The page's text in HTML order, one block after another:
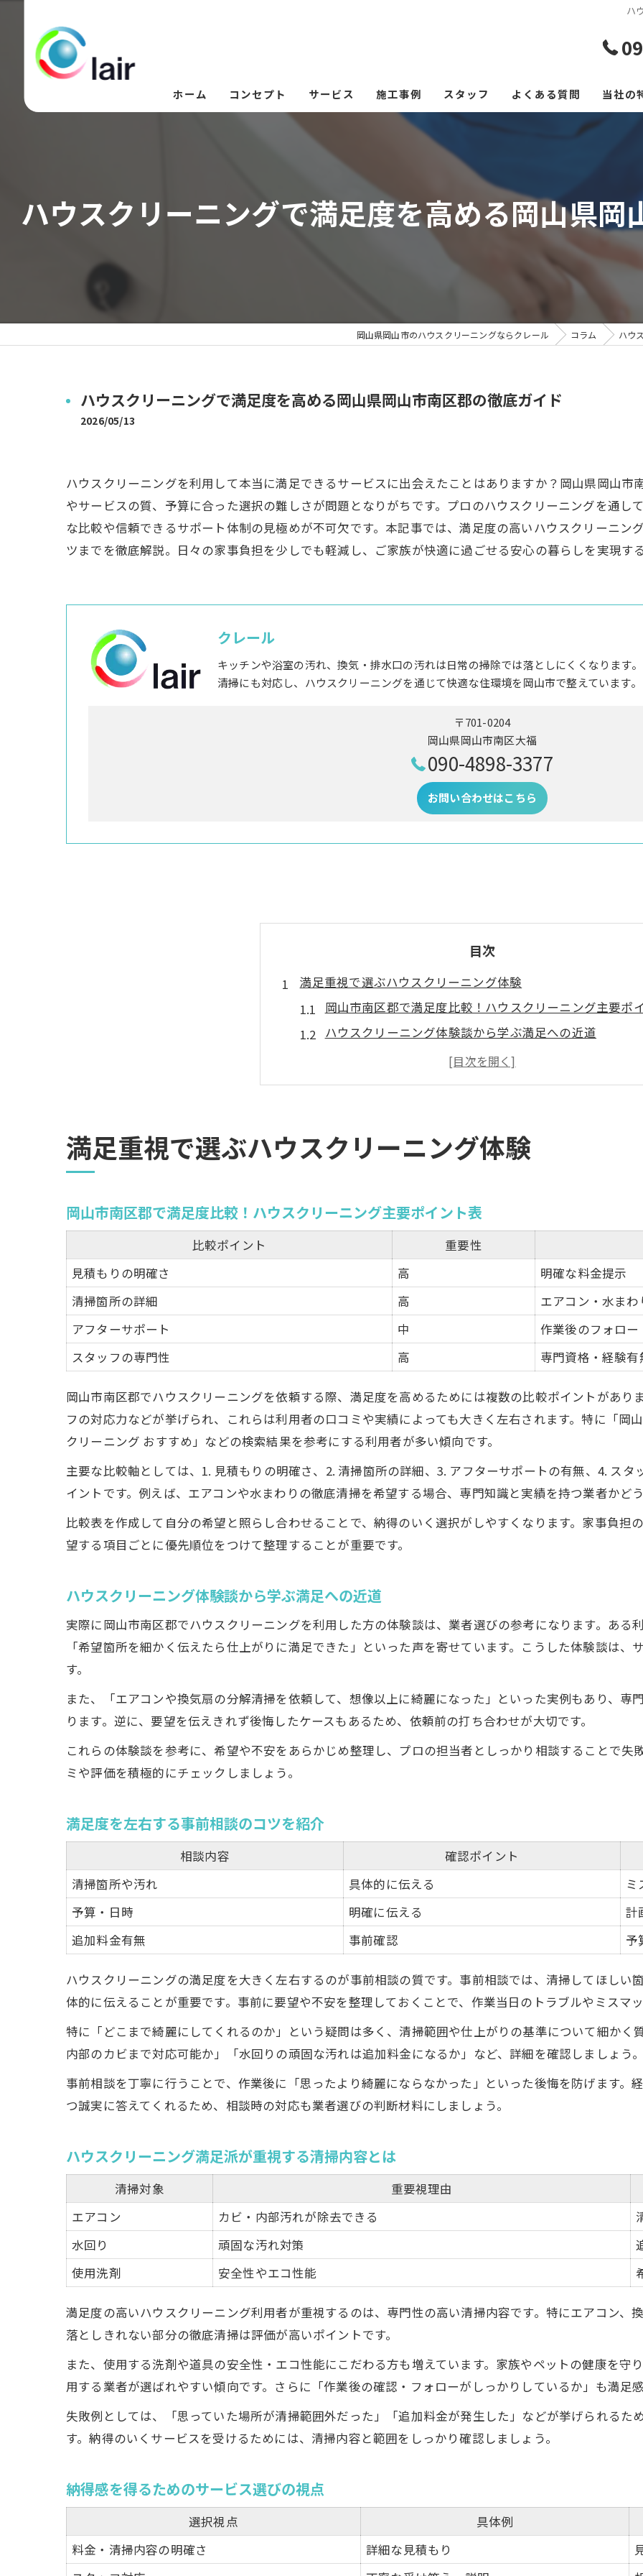
ハ
ホーム コンセプト サービス 施工事例 スタッフ よくある質問 当社の
フロー
ハウスクリーニングで満足度を高める岡山県岡
岡山県岡山市のハウスクリーニングならクレール コラム ハウ
ハウスクリーニングで満足度を高める岡山県岡山市南区郡の徹底ガイド
2026/05/13
ハウスクリーニングを利用して本当に満足できるサービスに出会えたことはありますか？岡山県岡山市
やサービスの質、予算に合った選択の難しさが問題となりがちです。プロのハウスクリーニングを通し
な比較や信頼できるサポート体制の見極めが不可欠です。本記事では、満足度の高いハウスクリーニン
ツまでを徹底解説。日々の家事負担を少しでも軽減し、ご家族が快適に過ごせる安心の暮らしを実現す
クレール
キッチンや浴室の汚れ、換気・排水口の汚れは日常の掃除では落としにくくなります
清掃にも対応し、ハウスクリーニングを通じて快適な住環境を岡山市で整えています。
〒701-0204
岡山県岡山市南区大福
090-4898-3377
お問い合わせはこちら
目次
満足重視で選ぶハウスクリーニング体験
岡山市南区郡で満足度比較！ハウスクリーニング主要ポ
ハウスクリーニング体験談から学ぶ満足への近道
満足度を左右する事前相談のコツを紹介
ハウスクリーニング満足派が重視する清掃内容とは
プロによる徹底清掃が叶える快適な毎日
徹底清掃で実感！ハウスクリーニングの効果一覧表
プロの技が光るハウスクリーニングの魅力
快適な生活空間を保つ清掃のポイント
プロに任せるべき清掃箇所の選び方
納得の仕上がりへ導く厳選ハウスクリーニング術
満足度を高めるハウスクリーニング術比較表
納得の仕上がりを実現するプロのテクニック
ハウスクリーニングで後悔しないための注意点
清掃範囲を明確にして満足度アップ
清掃範囲の違いを知って賢く選ぶ方法
ハウスクリーニングで掃除できる場所を徹底解説
ハウスクリーニングの料金と範囲の関係性
悩みを解決するハウスクリーニング活用術
家事の悩みを解消する清掃サービスの活用法
ハウスクリーニングで得られる安心感とは
専門清掃の特徴と満足度比較表
専門スタッフが叶える満足度の高さ
ハウスクリーニング後の効果的な維持方法
満足重視で選ぶハウスクリーニング体験
岡山市南区郡で満足度比較！ハウスクリーニング主要ポイント表
比較ポイント 重要性
見積もりの明確さ
高
明確な料金提示
清掃箇所の詳細
高
エアコン・水まわ
アフターサポート
中
作業後のフォロー
スタッフの専門性
高 専門資格・経験有
岡山市南区郡でハウスクリーニングを依頼する際、満足度を高めるためには複数の比較ポイントがあり
フの対応力などが挙げられ、これらは利用者の口コミや実績によっても大きく左右されます。特に「岡
クリーニング おすすめ」などの検索結果を参考にする利用者が多い傾向です。
主要な比較軸としては、1. 見積もりの明確さ、2. 清掃箇所の詳細、3. アフターサポートの有無、4. ス
イントです。例えば、エアコンや水まわりの徹底清掃を希望する場合、専門知識と実績を持つ業者かど
比較表を作成して自分の希望と照らし合わせることで、納得のいく選択がしやすくなります。家事負担
望する項目ごとに優先順位をつけて整理することが重要です。
ハウスクリーニング体験談から学ぶ満足への近道
実際に岡山市南区郡でハウスクリーニングを利用した方の体験談は、業者選びの参考になります。ある
「希望箇所を細かく伝えたら仕上がりに満足できた」といった声を寄せています。こうした体験談は、
す。
また、「エアコンや換気扇の分解清掃を依頼して、想像以上に綺麗になった」といった実例もあり、専
ります。逆に、要望を伝えきれず後悔したケースもあるため、依頼前の打ち合わせが大切です。
これらの体験談を参考に、希望や不安をあらかじめ整理し、プロの担当者としっかり相談することで失
ミや評価を積極的にチェックしましょう。
満足度を左右する事前相談のコツを紹介
相談内容 確認ポイント
清掃箇所や汚れ
具体的に伝える
ミ
予算・日時
明確に伝える
計
追加料金有無
事前確認 予
ハウスクリーニングの満足度を大きく左右するのが事前相談の質です。事前相談では、清掃してほしい
体的に伝えることが重要です。事前に要望や不安を整理しておくことで、作業当日のトラブルやミスマッ
特に「どこまで綺麗にしてくれるのか」という疑問は多く、清掃範囲や仕上がりの基準について細かく
内部のカビまで対応可能か」「水回りの頑固な汚れは追加料金になるか」など、詳細を確認しましょう。
事前相談を丁寧に行うことで、作業後に「思ったより綺麗にならなかった」といった後悔を防げます。
つ誠実に答えてくれるため、相談時の対応も業者選びの判断材料にしましょう。
ハウスクリーニング満足派が重視する清掃内容とは
清掃対象 重要視理由
エアコン
カビ・内部汚れが除去できる
水回り
頑固な汚れ対策
使用洗剤
安全性やエコ性能
満足度の高いハウスクリーニング利用者が重視するのは、専門性の高い清掃内容です。特にエアコン、
落としきれない部分の徹底清掃は評価が高いポイントです。
また、使用する洗剤や道具の安全性・エコ性能にこだわる方も増えています。家族やペットの健康を守
用する業者が選ばれやすい傾向です。さらに「作業後の確認・フォローがしっかりしているか」も満足感
失敗例としては、「思っていた場所が清掃範囲外だった」「追加料金が発生した」などが挙げられるた
す。納得のいくサービスを受けるためには、清掃内容と範囲をしっかり確認しましょう。
納得感を得るためのサービス選びの視点
選択視点 具体例
料金・清掃内容の明確さ
詳細な見積もり